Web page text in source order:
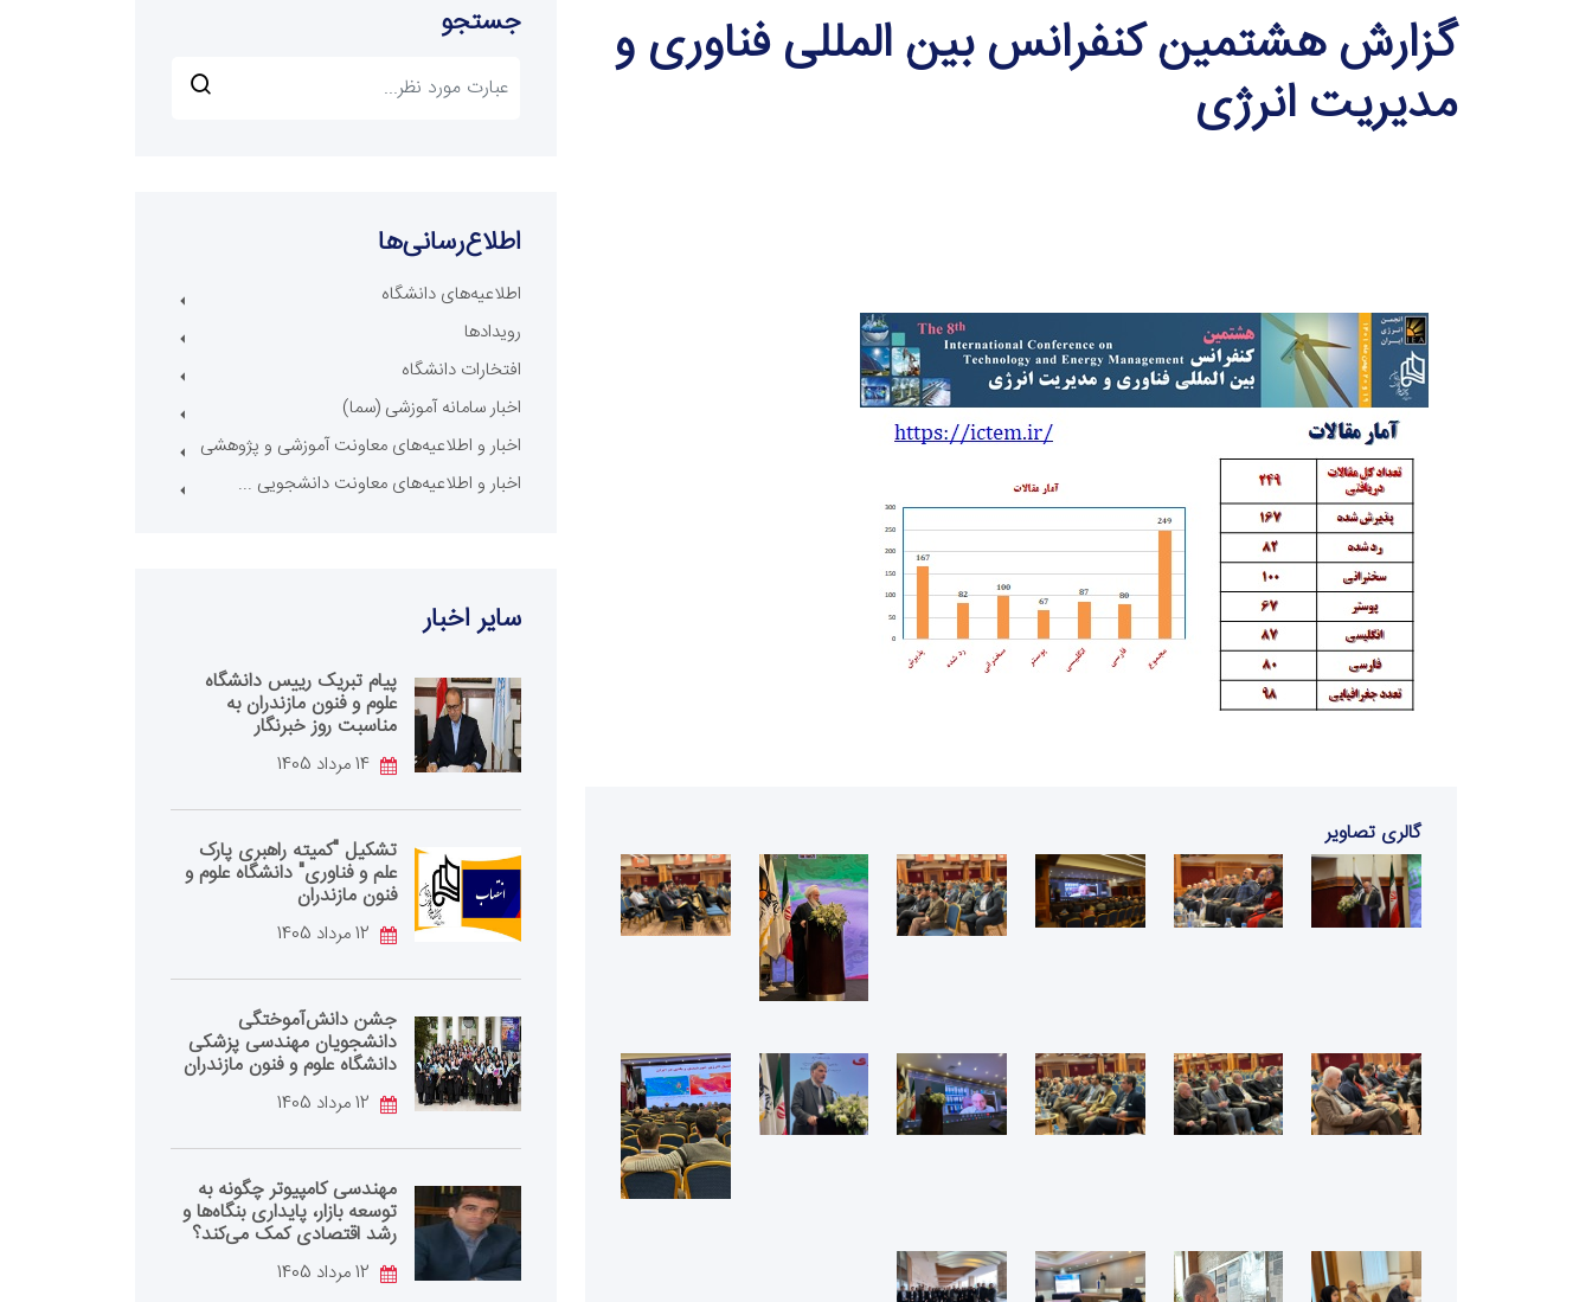
گزارش هشتمین کنفرانس بین المللی فناوری و
مدیریت انرژی
گالری تصاویر
جستجو
اطلاع‌رسانی‌ها
اطلاعیه‌های دانشگاه
رویدادها
افتخارات دانشگاه
اخبار سامانه آموزشی (سما)
اخبار و اطلاعیه‌های معاونت آموزشی و پژوهشی
اخبار و اطلاعیه‌های معاونت دانشجویی ...
سایر اخبار
پیام تبریک رییس دانشگاه
علوم و فنون مازندران به
مناسبت روز خبرنگار
تشکیل "کمیته راهبری پارک
علم و فناوری" دانشگاه علوم و
فنون مازندران
جشن دانش‌آموختگی
دانشجویان مهندسی پزشکی
دانشگاه علوم و فنون مازندران
مهندسی کامپیوتر چگونه به
توسعه بازار، پایداری بنگاه‌ها و
رشد اقتصادی کمک می‌کند؟